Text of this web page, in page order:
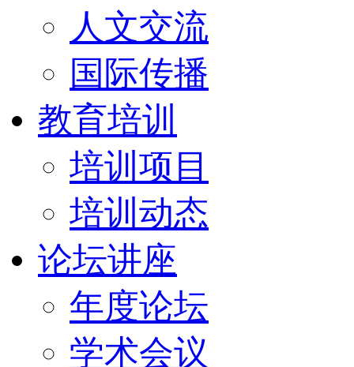
人文交流
国际传播
教育培训
培训项目
培训动态
论坛讲座
年度论坛
学术会议